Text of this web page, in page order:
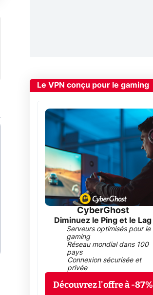
Le VPN conçu pour le gaming
CyberGhost
Diminuez le Ping et le Lag
Serveurs optimisés pour le
gaming
Réseau mondial dans 100
pays
Connexion sécurisée et
privée
Découvrez l'offre à -87%